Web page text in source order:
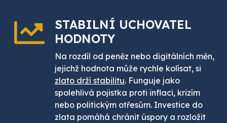
STABILNÍ UCHOVATEL
HODNOTY
Na rozdíl od peněz nebo digitálních měn,
jejichž hodnota může rychle kolísat, si
zlato drží stabilitu. Funguje jako
spolehlivá pojistka proti inflaci, krizím
nebo politickým otřesům. Investice do
zlata pomáhá chránit úspory a rozložit